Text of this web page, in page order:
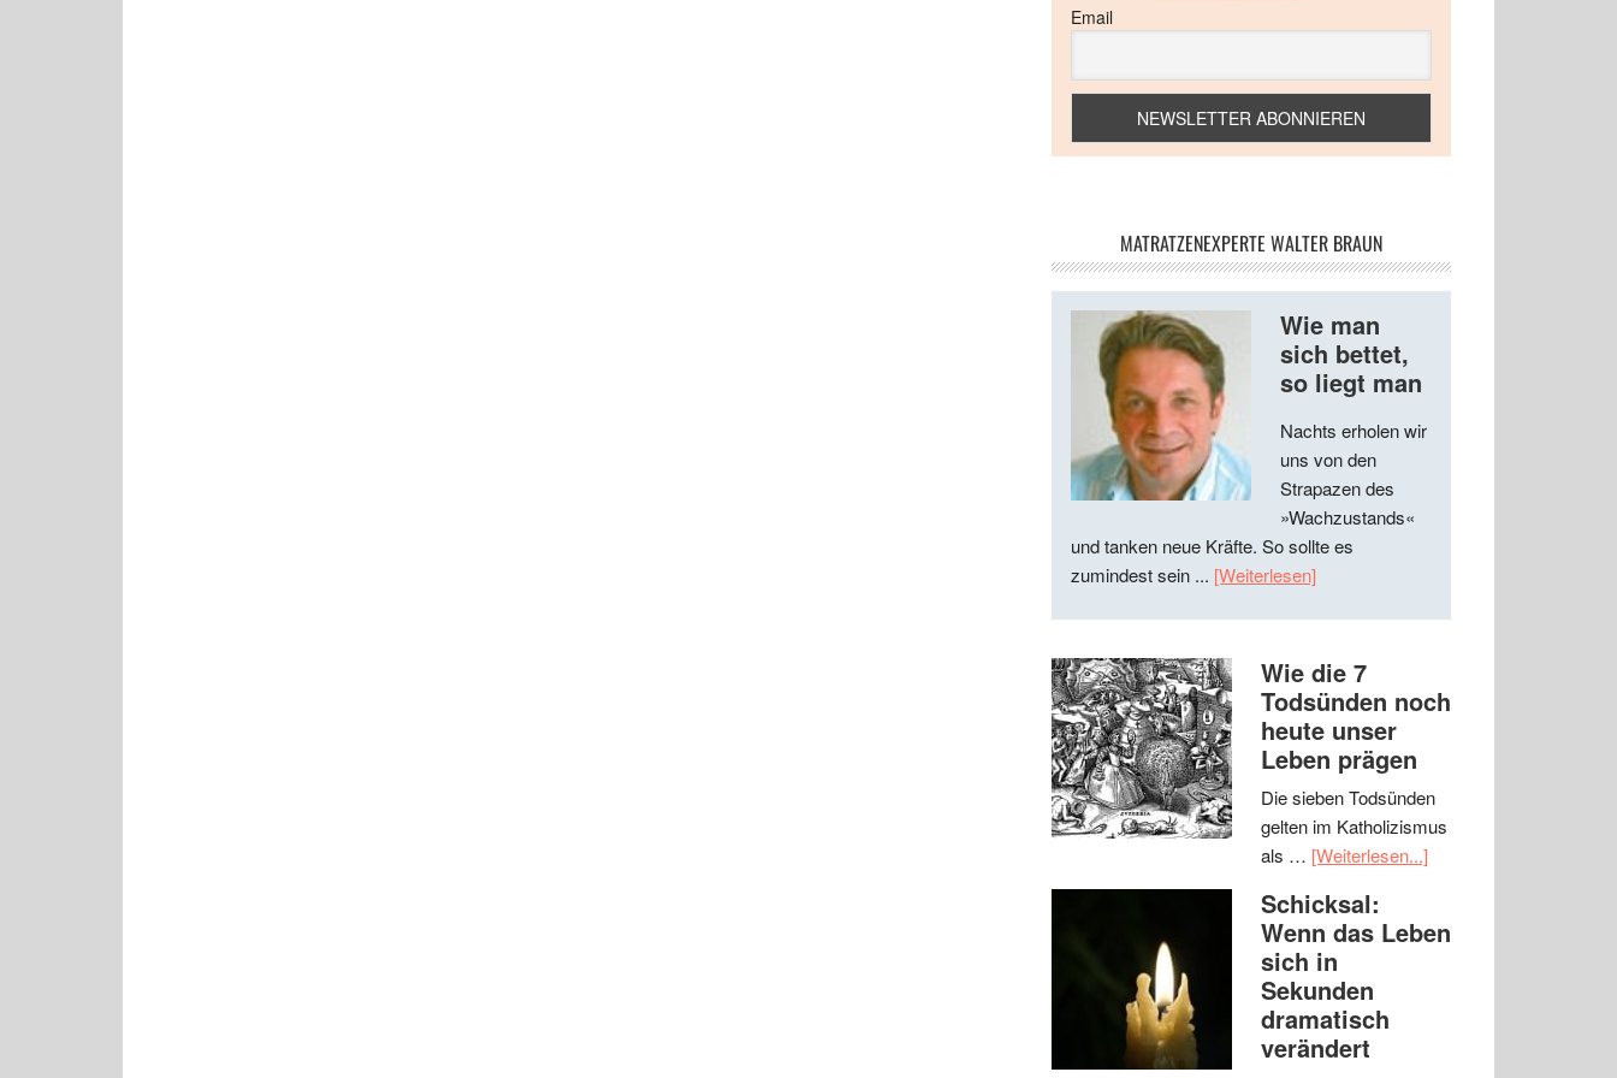
Email
MATRATZENEXPERTE WALTER BRAUN
Wie man
sich bettet,
so liegt man
Nachts erholen wir
uns von den
Strapazen des
»Wachzustands«
und tanken neue Kräfte. So sollte es
zumindest sein ... [Weiterlesen]
Wie die 7
Todsünden noch
heute unser
Leben prägen
Die sieben Todsünden
gelten im Katholizismus
als … [Weiterlesen...]
Schicksal:
Wenn das Leben
sich in
Sekunden
dramatisch
verändert